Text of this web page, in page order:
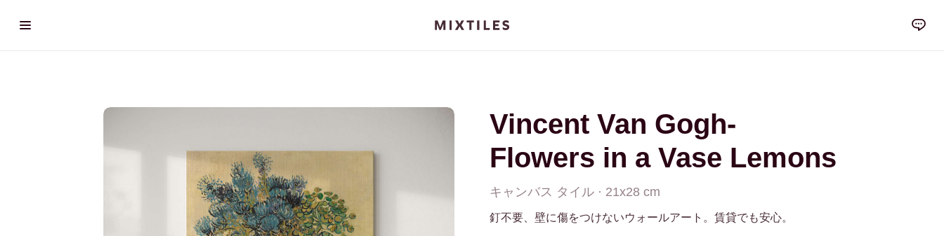
Vincent Van Gogh-
Flowers in a Vase Lemons
キャンバス タイル · 21x28 cm
釘不要、壁に傷をつけないウォールアート。賃貸でも安心。